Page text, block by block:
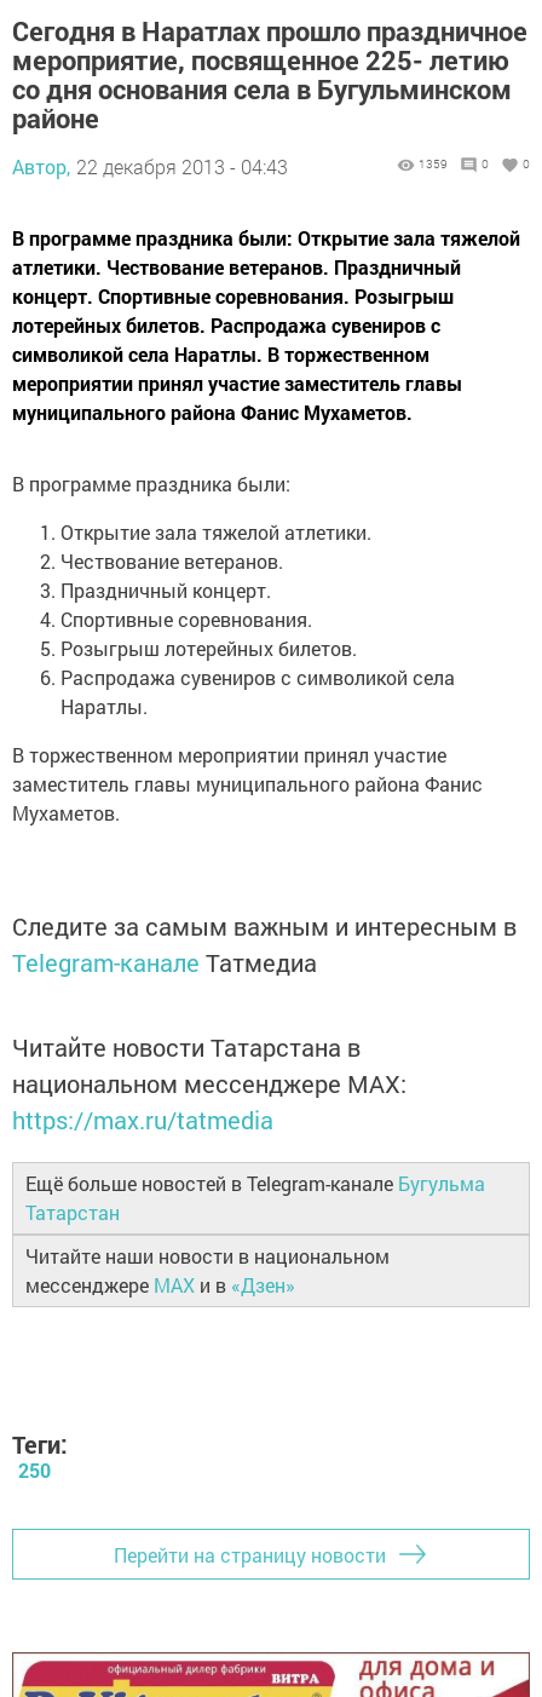
Сегодня в Наратлах прошло праздничное
мероприятие, посвященное 225- летию
со дня основания села в Бугульминском
районе
Автор, 22 декабря 2013 - 04:43 1359 0 0
В программе праздника были: Открытие зала тяжелой
атлетики. Чествование ветеранов. Праздничный
концерт. Спортивные соревнования. Розыгрыш
лотерейных билетов. Распродажа сувениров с
символикой села Наратлы. В торжественном
мероприятии принял участие заместитель главы
муниципального района Фанис Мухаметов.
В программе праздника были:
Открытие зала тяжелой атлетики.
Чествование ветеранов.
Праздничный концерт.
Спортивные соревнования.
Розыгрыш лотерейных билетов.
Распродажа сувениров с символикой села
Наратлы.
В торжественном мероприятии принял участие
заместитель главы муниципального района Фанис
Мухаметов.
Следите за самым важным и интересным в
Telegram-канале Татмедиа
Читайте новости Татарстана в
национальном мессенджере MАХ:
https://max.ru/tatmedia
Ещё больше новостей в Telegram-канале Бугульма
Татарстан
Читайте наши новости в национальном
мессенджере MAX и в «Дзен»
Теги:
250
Перейти на страницу новости